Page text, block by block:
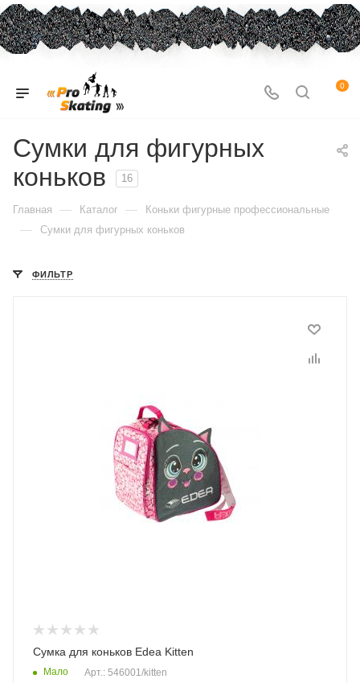
0
Сумки для фигурных
коньков
16
Главная — Каталог — Коньки фигурные профессиональные
— Сумки для фигурных коньков
ФИЛЬТР
Сумка для коньков Edea Kitten
Мало Арт.: 546001/kitten